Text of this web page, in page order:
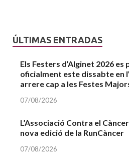
ÚLTIMAS ENTRADAS
Els Festers d’Alginet 2026
oficialment este dissabte en
arrere cap a les Festes
07/08/2026
L’Associació Contra el
nova edició de la RunCàncer
07/08/2026